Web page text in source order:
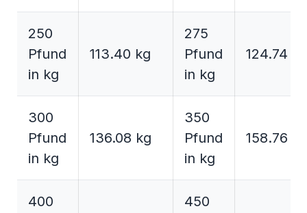
250
Pfund
in kg
113.40 kg
275
Pfund
in kg
124.74 kg
300
Pfund
in kg
136.08 kg
350
Pfund
in kg
158.76 kg
400 450